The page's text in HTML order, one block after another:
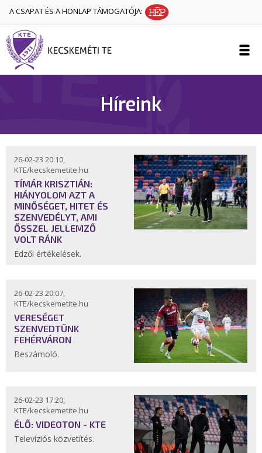
A CSAPAT ÉS A HONLAP TÁMOGATÓJA:
Híreink
26-02-23 20:10,
KTE/kecskemetite.hu
TÍMÁR KRISZTIÁN:
HIÁNYOLOM AZT A
MINŐSÉGET, HITET ÉS
SZENVEDÉLYT, AMI
ŐSSZEL JELLEMZŐ
VOLT RÁNK
Edzői értékelések.
26-02-23 20:07,
KTE/kecskemetite.hu
VERESÉGET
SZENVEDTÜNK
FEHÉRVÁRON
Beszámoló.
26-02-23 17:20,
KTE/kecskemetite.hu
ÉLŐ: VIDEOTON - KTE
Televíziós közvetítés.